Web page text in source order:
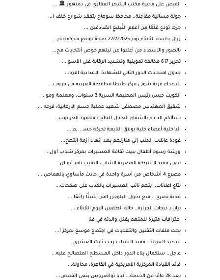
القبض على مديرة مكتب الشهر العقاري في دمنهور 🏛️ ...
جولة مسائية مفاجئة.. محافظ سوهاج يتفقد شوارع خلف ا...
جرجا تودع عَلَمًا مِن أعلامِ التَّبليغِ الصّادقين ...
رول جلسة الثلاثاء يوم 22/7/2025 صحة توقيع محكمة جر...
بالصور والأسماء من أعلنوا عن نيتهم خوض أنتخابات مج...
تحرير 617 مخالفة تموينية وتشديد الرقابة على الأسوا...
جدول امتحانات الدور الثاني للشهادة الإعدادية الازه...
شهداء قرية شوني مركز طنطا محافظة الغربيه في حروب...
الكويت حبس رئيس المطبعة السرية 3 سنوات، ومعلمة ومو...
شقيق المهندس مصطفى شهيد عملية حسم الإرهابية: فرحه ...
نسألكم الدعاء بالشفاء العاجل للحاج / محمود العرقوب...
الداخلية أعضاء خلية بولاق التابعة لحركة حسـ .. ـم ...
عودة عائلات الحلب إلى منازلهم بعد إنهاء أزمة التهج...
ورشة رسوم أطفال ببيت ثقافة العسيرات بمركز شباب أول...
ننعى فقيد الشرطة المصرية الشاب، النقيب تامر أبو ال...
مصرع 4 أشخاص من أسرة واحدة في حادث مأساوي بالهماص ...
بتاع اعلانات.. يتهم نائب العسيرات بالكذب على صفحات...
فنانة تصرح .. منع دخول البلوجرز الفن شيئًا رائعًا....
بيان بـ درجات الحرارة.. حالة الطقس اليوم الثلاثاء ...
اعترافات مثيرة للمتهم بقتل والدته في قنا
بحث ملفات التقنين والتعديات في اجتماع موسع بمركز أ...
شهيد الغربة ...فقيد الشباب رجب ثابت العشري
عاجل.. ستكمال بناء الدور داخل المسطح المتصالح عليه...
قائد القيادة المركزية الأمريكية في القاهرة: محاولة...
بعد 28 عامًا من الخدمة...البابا تواضروس ينعى القمص...